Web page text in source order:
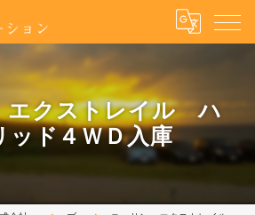
クストレイル ハ
ッド４ＷＤ入庫